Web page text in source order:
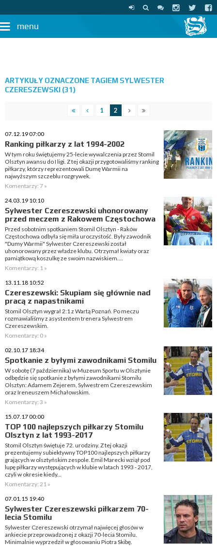
menu
ARTYKUŁY OZNACZONE TAGIEM SYLWESTER
CZERESZEWSKI (31)
1 2
07.12.19 07:00
Ranking piłkarzy z lat 1994-2002
W tym roku świętujemy 25-lecie wywalczenia przez Stomil
Olsztyn awansu do I ligi. Z tej okazji przygotowaliśmy ranking
piłkarzy, którzy reprezentowali Dumę Warmii na
najwyższym szczeblu rozgrywek.
Komentarzy: 7 »
24.03.19 10:10
Sylwester Czereszewski uhonorowany
przed meczem z Rakowem Częstochowa
Przed sobotnim spotkaniem Stomil Olsztyn - Raków
Częstochowa odbyła się miła uroczystość. Były zawodnik
"Dumy Warmii" Sylwester Czereszewski został
uhonorowany przez władze klubu. Otrzymał kwiaty oraz
pamiątkową koszulkę ze swoim nazwiskiem....
Komentarzy: 1 »
13.11.18 10:52
Czereszewski: Skupiam się głównie nad
pracą z napastnikami
Stomil Olsztyn wygrał 2:1 z Wartą Poznań. Po meczu
rozmawialiśmy z asystentem trenera Sylwestrem
Czereszewskim.
Komentarzy: 0 »
02.10.17 18:34
Spotkanie z byłymi zawodnikami Stomilu
W sobotę (7 października) w Muzeum Sportu w Olsztynie
odbędzie się spotkanie z byłymi zawodnikami Stomilu
Olsztyn: Adamem Zejerem, Sylwestrem Czereszewskim
oraz Ireneuszem Michałowskim.
Komentarzy: 3 »
15.07.17 00:00
TOP 100 najlepszych piłkarzy Stomilu
Olsztyn z lat 1993-2017
Stomil Olsztyn świętuje 72. urodziny. Z tej okazji
prezentujemy subiektywny TOP100 najlepszych piłkarzy
grających w olsztyńskim zespole. Emil Marecki wziął pod
lupę piłkarzy występujących w klubie w latach 1993 - 2017,
czyli w okresie kiedy...
Komentarzy: 21 »
07.01.15 19:40
Sylwester Czereszewski piłkarzem 70-
lecia Stomilu
Sylwester Czereszewski otrzymał najwięcej głosów w
ankiecie przeprowadzonej z okazji 70-lecia Stomilu.
Minimalnie wyprzedził w głosowaniu Piotra Skibę.